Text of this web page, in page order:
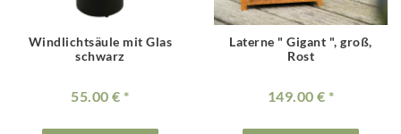
Windlichtsäule mit Glas
schwarz
55.00 €
Laterne " Gigant ", groß,
Rost
149.00 €